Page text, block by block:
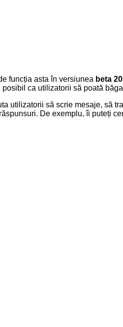
funcția asta în versiunea beta
ca utilizatorii să poată
utilizatorii să scrie mesaje, să
De exemplu, îi puteți